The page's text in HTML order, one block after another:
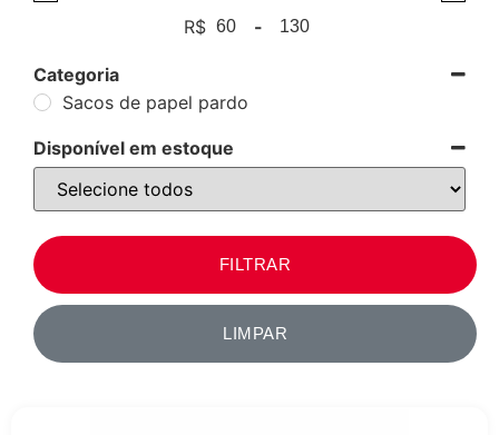
R$ Minimum Price
-
Maximum Price
Categoria
Sacos de papel pardo
Disponível em estoque
FILTRAR
LIMPAR